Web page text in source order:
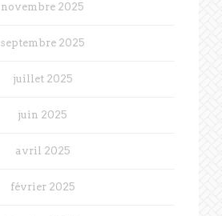
novembre 2025
septembre 2025
juillet 2025
juin 2025
avril 2025
février 2025